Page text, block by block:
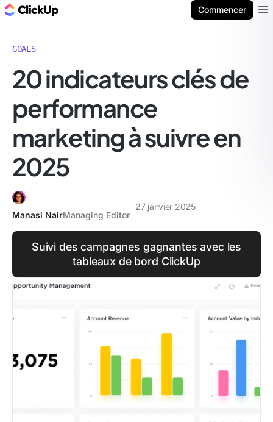
Commencer
GOALS
20 indicateurs clés de
performance
marketing à suivre en
2025
Manasi NairManaging Editor
27 janvier 2025
Suivi des campagnes gagnantes avec les
tableaux de bord ClickUp